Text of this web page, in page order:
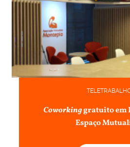
Coworkinggratuito em
Espaço